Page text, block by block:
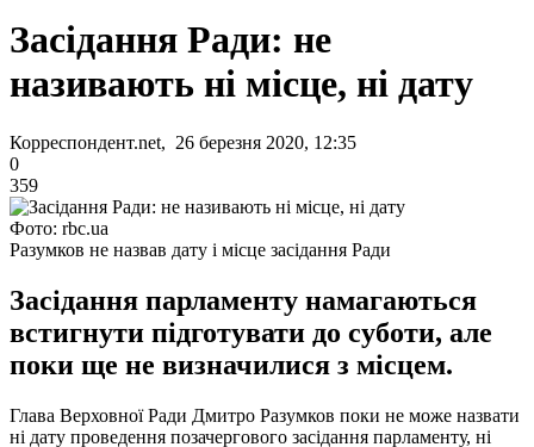
Засідання Ради: не
називають ні місце, ні дату
Корреспондент.net, 26 березня 2020, 12:35
0
359
Фото: rbc.ua
Разумков не назвав дату і місце засідання Ради
Засідання парламенту намагаються
встигнути підготувати до суботи, але
поки ще не визначилися з місцем.
Глава Верховної Ради Дмитро Разумков поки не може назвати
ні дату проведення позачергового засідання парламенту, ні